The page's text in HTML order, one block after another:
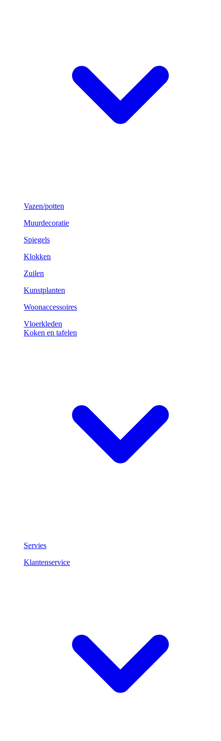
Vazen/potten
Muurdecoratie
Spiegels
Klokken
Zuilen
Kunstplanten
Woonaccessoires
Vloerkleden
Koken en tafelen
Servies
Klantenservice